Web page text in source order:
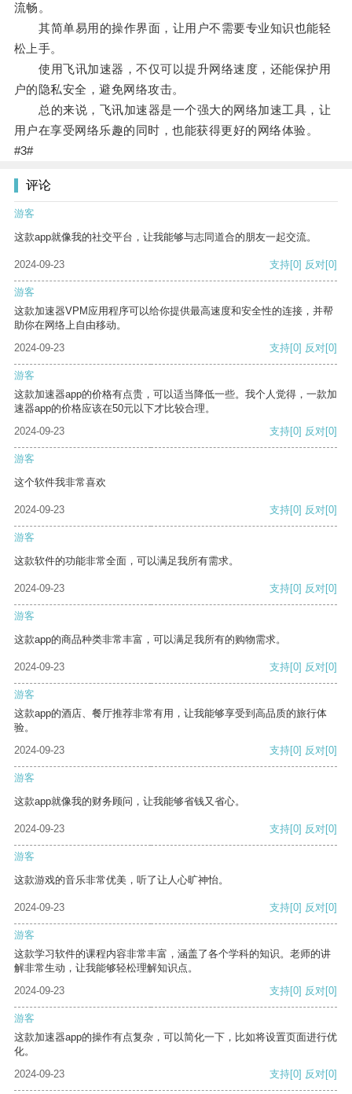
流畅。
其简单易用的操作界面，让用户不需要专业知识也能轻
松上手。
使用飞讯加速器，不仅可以提升网络速度，还能保护用
户的隐私安全，避免网络攻击。
总的来说，飞讯加速器是一个强大的网络加速工具，让
用户在享受网络乐趣的同时，也能获得更好的网络体验。
#3#
评论
游客
这款app就像我的社交平台，让我能够与志同道合的朋友一起交流。
2024-09-23 支持[0] 反对[0]
游客
这款加速器VPM应用程序可以给你提供最高速度和安全性的连接，并帮
助你在网络上自由移动。
2024-09-23
支持[0] 反对[0]
游客
这款加速器app的价格有点贵，可以适当降低一些。我个人觉得，一款加
速器app的价格应该在50元以下才比较合理。
2024-09-23
支持[0] 反对[0]
游客
这个软件我非常喜欢
2024-09-23 支持[0] 反对[0]
游客
这款软件的功能非常全面，可以满足我所有需求。
2024-09-23 支持[0] 反对[0]
游客
这款app的商品种类非常丰富，可以满足我所有的购物需求。
2024-09-23 支持[0] 反对[0]
游客
这款app的酒店、餐厅推荐非常有用，让我能够享受到高品质的旅行体
验。
2024-09-23
支持[0] 反对[0]
游客
这款app就像我的财务顾问，让我能够省钱又省心。
2024-09-23 支持[0] 反对[0]
游客
这款游戏的音乐非常优美，听了让人心旷神怡。
2024-09-23 支持[0] 反对[0]
游客
这款学习软件的课程内容非常丰富，涵盖了各个学科的知识。老师的讲
解非常生动，让我能够轻松理解知识点。
2024-09-23
支持[0] 反对[0]
游客
这款加速器app的操作有点复杂，可以简化一下，比如将设置页面进行优
化。
2024-09-23
支持[0] 反对[0]